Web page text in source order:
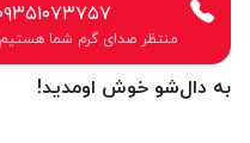
به دال‌شو خوش اومدید!
منتظر صدای گرم شما